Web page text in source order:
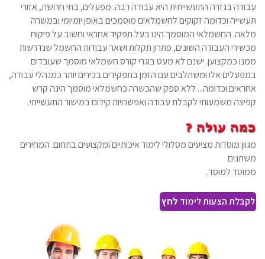
עבודה בגזרה התעשייתית היא עבודה רבה. מפעלים, בתי חרושת, אזורי
תעשייה וכדומה זקוקים לחשמלאים מוסמכים באופן יומיומי ובמשרה
מלאה. החשמלאי המוסמך הינו בעל תפקיד אחראי וחשוב על פיקוח
מכשירי העבודה השונים, פתרון תקלות ושאר עבודות החשמל שנדרשות
ממנו כמקצוען. ישנם לא מעט בוגרי קורס חשמלאי מוסמך שעובדים
במפעלים אלו ומשתלבים עם הזמן בתפקידים בכירים יותר כמנהלי עבודה,
אחראים וכדומה... ללא ספק שהכשרה כחשמלאי מוסמך הינה קרש
קפיצה משמעותי לקבלת עבודה ואפשרויות קידום במישור התעשייתי.
מגוון מוסדות מציעים מסלולי לימוד איכותיים ומקצועים בתחום. המחירים
משתנים
ממוסד למוסד.
לקבלת הצעות לימוד לחץ